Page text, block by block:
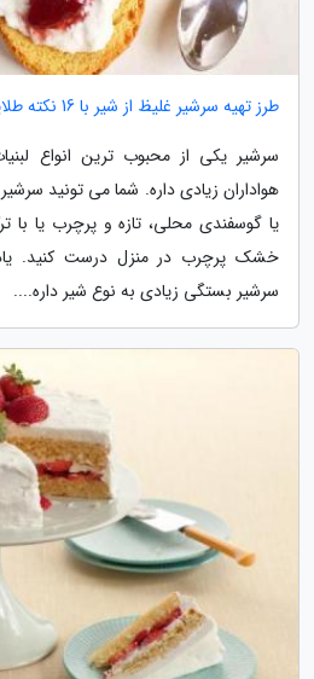
طرز تهیه سرشیر غلیظ از شیر با 16 نکته طلایی به روش بازاری
سرشیر یکی از محبوب ترین انواع
هواداران زیادی داره. شما می تونید
یا گوسفندی محلی، تازه و پرچرب یا با
خشک پرچرب در منزل درست کنید.
سرشیر بستگی زیادی به نوع شیر داره....